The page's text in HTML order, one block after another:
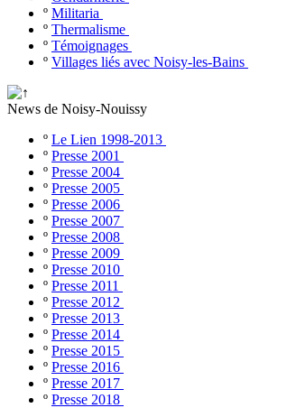
º Militaria
º Thermalisme
º Témoignages
º Villages liés avec Noisy-les-Bains
News de Noisy-Nouissy
º Le Lien 1998-2013
º Presse 2001
º Presse 2004
º Presse 2005
º Presse 2006
º Presse 2007
º Presse 2008
º Presse 2009
º Presse 2010
º Presse 2011
º Presse 2012
º Presse 2013
º Presse 2014
º Presse 2015
º Presse 2016
º Presse 2017
º Presse 2018